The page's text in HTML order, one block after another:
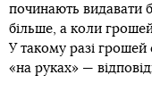
починають видавати
більше, а коли
У такому разі
«на руках» —